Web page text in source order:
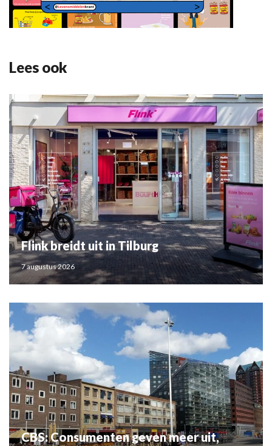
Lees ook
Flink breidt uit in Tilburg
7 augustus 2026
CBS: Consumenten geven meer uit,